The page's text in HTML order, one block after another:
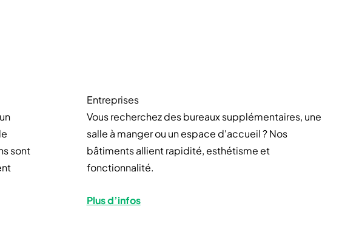
sont
Entreprises
Vous recherchez des bureaux supplémentaires, une
salle à manger ou un espace d'accueil ? Nos
bâtiments allient rapidité, esthétisme et
fonctionnalité.
Plus d’infos